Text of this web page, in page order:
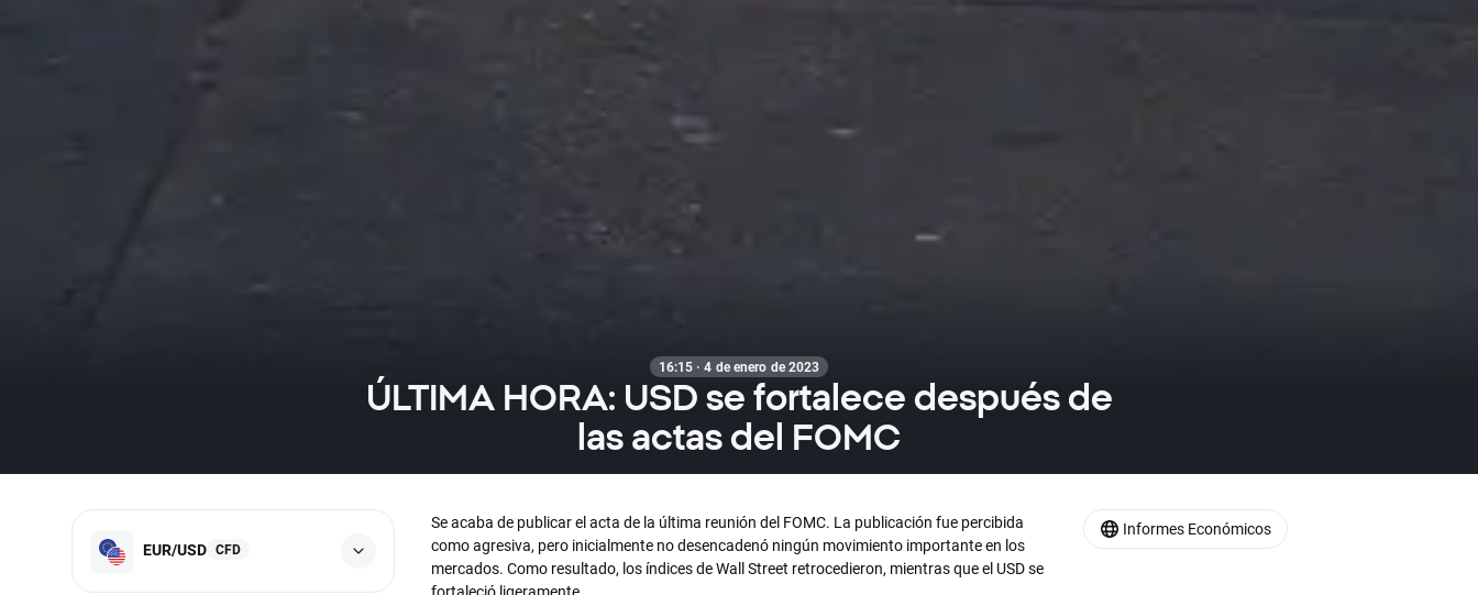
16:15 · 4 de enero de 2023
ÚLTIMA HORA: USD se fortalece después de
las actas del FOMC
EUR/USD CFD
Se acaba de publicar el acta de la última reunión del FOMC. La publicación fue percibida
como agresiva, pero inicialmente no desencadenó ningún movimiento importante en los
mercados. Como resultado, los índices de Wall Street retrocedieron, mientras que el USD se
fortaleció ligeramente.
Informes Económicos